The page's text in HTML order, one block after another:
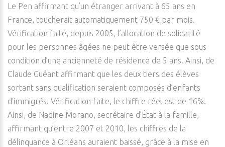
Le Pen affirmant qu’un étranger arrivant à 65 ans en
France, toucherait automatiquement 750 € par mois.
Vérification faite, depuis 2005, l’allocation de solidarité
pour les personnes âgées ne peut être versée que sous
condition d’une ancienneté de résidence de 5 ans. Ainsi, de
Claude Guéant affirmant que les deux tiers des élèves
sortant sans qualification seraient composés d’enfants
d’immigrés. Vérification faite, le chiffre réel est de 16%.
Ainsi, de Nadine Morano, secrétaire d’État à la famille,
affirmant qu’entre 2007 et 2010, les chiffres de la
délinquance à Orléans auraient baissé, grâce à la mise en